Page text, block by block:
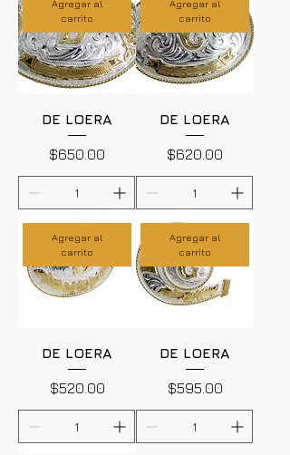
Agregar al
carrito
DE LOERA
Precio
$650.00
Agregar al
carrito
DE LOERA
Precio
$620.00
Agregar al
carrito
DE LOERA
Precio
$520.00
Agregar al
carrito
DE LOERA
Precio
$595.00